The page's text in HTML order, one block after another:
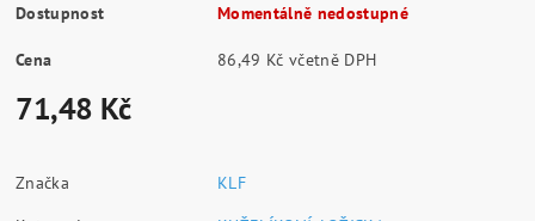
Dostupnost Momentálně nedostupné
Cena 86,49 Kč včetně DPH
71,48 Kč
Značka
KLF